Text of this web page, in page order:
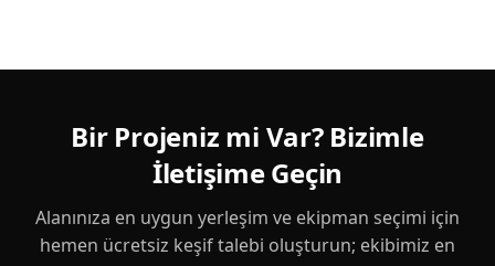
Bir Projeniz mi Var? Bizimle
İletişime Geçin
Alanınıza en uygun yerleşim ve ekipman seçimi için
hemen ücretsiz keşif talebi oluşturun; ekibimiz en